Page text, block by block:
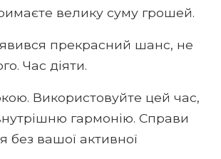
велику суму грошей.
прекрасний шанс, не
Час діяти.
Використовуйте цей час,
гармонію. Справи
без вашої активної